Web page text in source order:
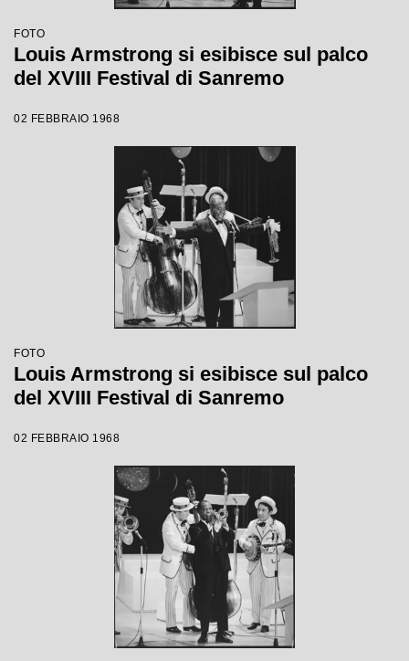
FOTO
Louis Armstrong si esibisce sul palco
del XVIII Festival di Sanremo
02 FEBBRAIO 1968
FOTO
Louis Armstrong si esibisce sul palco
del XVIII Festival di Sanremo
02 FEBBRAIO 1968